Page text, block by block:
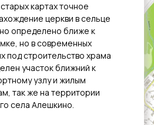
картах точное
церкви в сельце
определено ближе к
но в современных
под строительство храма
участок ближний к
узлу и жилым
так же на территории
села Алешкино.